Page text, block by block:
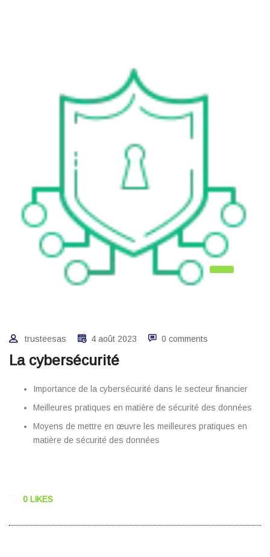
trusteesas 4 août 2023 0 comments
La cybersécurité
Importance de la cybersécurité dans le secteur financier
Meilleures pratiques en matière de sécurité des données
Moyens de mettre en œuvre les meilleures pratiques en
matière de sécurité des données
0 LIKES